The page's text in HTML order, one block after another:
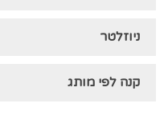
ניוזלטר
קנה לפי מותג